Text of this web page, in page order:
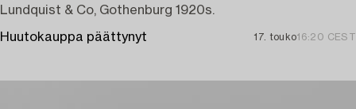
Lundquist & Co, Gothenburg 1920s.
Huutokauppa päättynyt 17. touko16:20 CEST